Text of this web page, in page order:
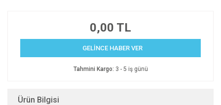
0,00 TL
GELİNCE HABER VER
Tahmini Kargo: 3 - 5 iş günü
Ürün Bilgisi